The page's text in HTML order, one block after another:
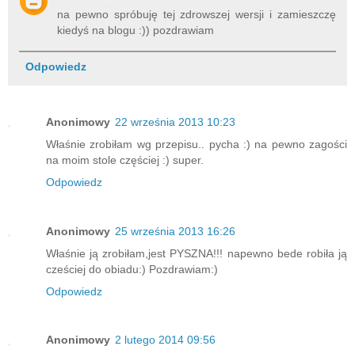
na pewno spróbuję tej zdrowszej wersji i zamieszczę
kiedyś na blogu :)) pozdrawiam
Odpowiedz
Anonimowy 22 września 2013 10:23
Właśnie zrobiłam wg przepisu.. pycha :) na pewno zagości
na moim stole częściej :) super.
Odpowiedz
Anonimowy 25 września 2013 16:26
Właśnie ją zrobiłam,jest PYSZNA!!! napewno bede robiła ją
cześciej do obiadu:) Pozdrawiam:)
Odpowiedz
Anonimowy 2 lutego 2014 09:56